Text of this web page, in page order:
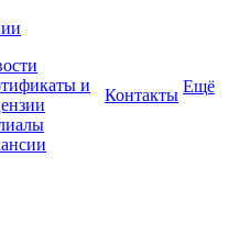
и
Контакты Ещё